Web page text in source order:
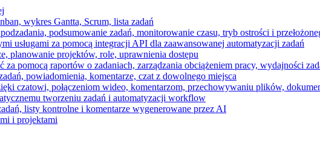
wykres Gantta, Scrum, lista zadań
podsumowanie zadań, monitorowanie czasu, tryb ostrości i
usługami za pomocą integracji API dla zaawansowanej automatyzacji zadań
planowanie projektów, role, uprawnienia dostępu
za pomocą raportów o zadaniach, zarządzania obciążeniem pracy, wydajności
powiadomienia, komentarze, czat z dowolnego miejsca
czatowi, połączeniom wideo, komentarzom, przechowywaniu plików,
tworzeniu zadań i automatyzacji workflow
listy kontrolne i komentarze wygenerowane przez AI
i projektami